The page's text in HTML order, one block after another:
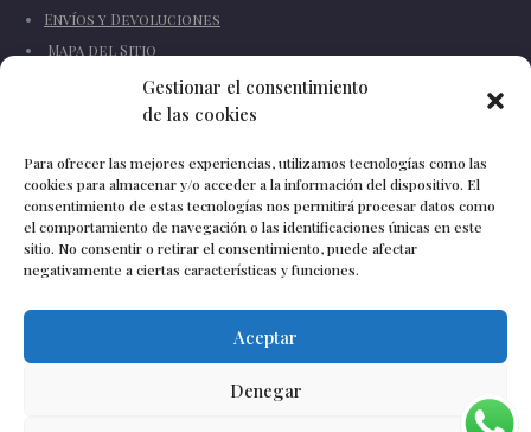
Gestionar el consentimiento
de las cookies
Para ofrecer las mejores experiencias, utilizamos tecnologías como las
cookies para almacenar y/o acceder a la información del dispositivo. El
consentimiento de estas tecnologías nos permitirá procesar datos como
el comportamiento de navegación o las identificaciones únicas en este
sitio. No consentir o retirar el consentimiento, puede afectar
negativamente a ciertas características y funciones.
Aceptar
Denegar
Envíos y Devoluciones
Mapa del Sitio
Quienes somos
Contáctanos
Calle Monsalvez 35, Sevilla,
España
✉
Vivas Carrión©